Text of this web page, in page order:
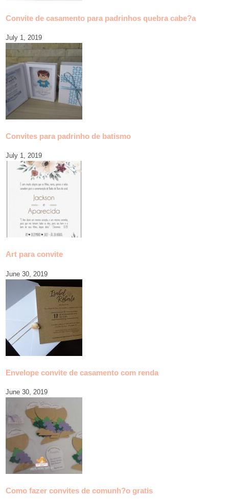
Convite de casamento para padrinhos quebra cabe?a
July 1, 2019
Convites para padrinho de batismo
July 1, 2019
Art para convite
June 30, 2019
Envelope convite de casamento com renda
June 30, 2019
Como fazer convites de comunh?o gratis